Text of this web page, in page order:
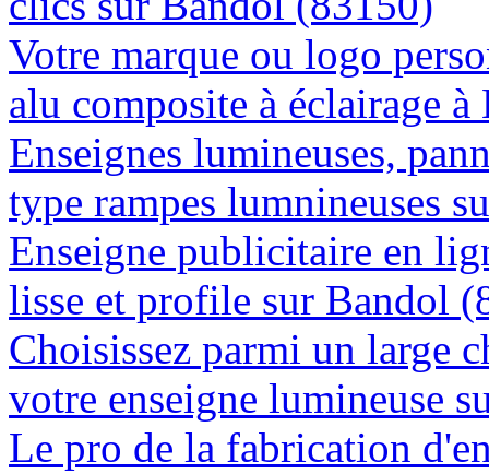
Votre marque ou logo
alu composite à éclairage
Enseignes lumineuses,
type rampes lumnineuses
Enseigne publicitaire en
lisse et profile sur Bandol
Choisissez parmi un large
votre enseigne lumineuse
Le pro de la fabrication